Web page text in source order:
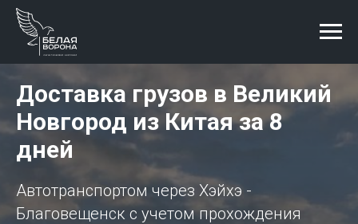
Доставка грузов в Великий
Новгород из Китая за 8
дней
Автотранспортом через Хэйхэ -
Благовещенск с учетом прохождения